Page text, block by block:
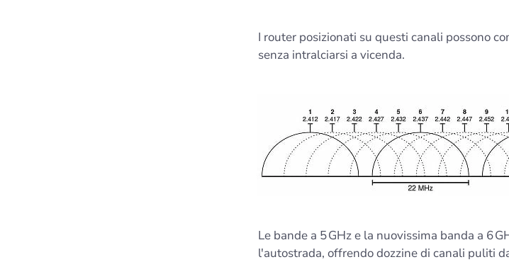
I router posizionati su questi canali possono
senza intralciarsi a vicenda.
Le bande a 5 GHz e la nuovissima banda a 6
l'autostrada, offrendo dozzine di canali puliti